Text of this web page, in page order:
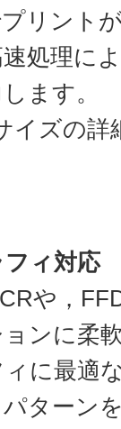
リント
処理に
ます。
イズの詳
ィ対応
や，
ンに柔
に最適
ターン